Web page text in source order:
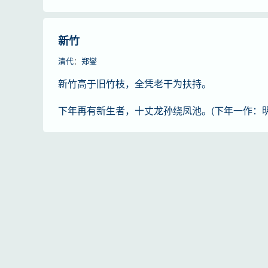
新竹
清代： 郑燮
新竹高于旧竹枝，全凭老干为扶持。
下年再有新生者，十丈龙孙绕凤池。(下年一作：